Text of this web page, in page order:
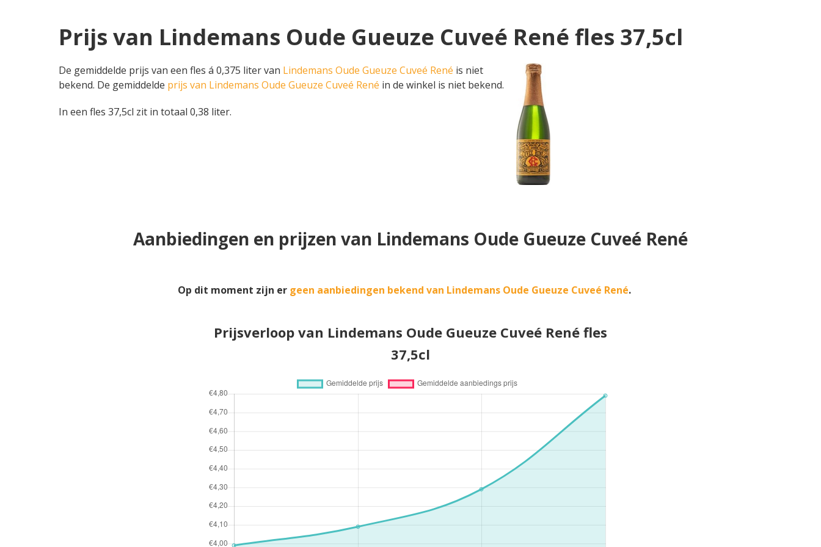
Prijs van Lindemans Oude Gueuze Cuveé René fles 37,5cl
De gemiddelde prijs van een fles á 0,375 liter van Lindemans Oude Gueuze Cuveé René is niet
bekend. De gemiddelde prijs van Lindemans Oude Gueuze Cuveé René in de winkel is niet bekend.
In een fles 37,5cl zit in totaal 0,38 liter.
Aanbiedingen en prijzen van Lindemans Oude Gueuze Cuveé René
Op dit moment zijn er geen aanbiedingen bekend van Lindemans Oude Gueuze Cuveé René.
Prijsverloop van Lindemans Oude Gueuze Cuveé René fles
37,5cl